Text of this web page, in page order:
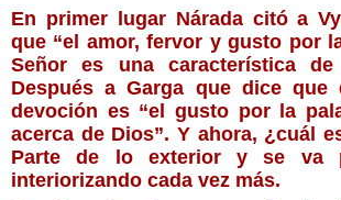
En primer lugar Nárada citó a
que “el amor, fervor y gusto por
Señor es una característica de
Después a Garga que dice
devoción es “el gusto por la
acerca de Dios”. Y ahora, ¿cuál
Parte de lo exterior y se va
interiorizando cada vez más.